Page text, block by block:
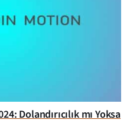
Dolandırıcılık mı Yoksa